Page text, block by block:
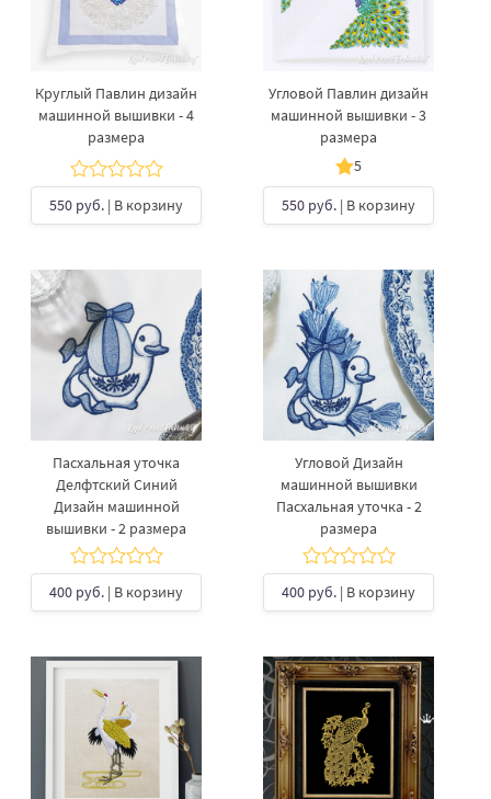
Круглый Павлин дизайн
машинной вышивки - 4
размера
550 руб. | В корзину
Угловой Павлин дизайн
машинной вышивки - 3
размера
5
550 руб. | В корзину
Пасхальная уточка
Делфтский Синий
Дизайн машинной
вышивки - 2 размера
400 руб. | В корзину
Угловой Дизайн
машинной вышивки
Пасхальная уточка - 2
размера
400 руб. | В корзину